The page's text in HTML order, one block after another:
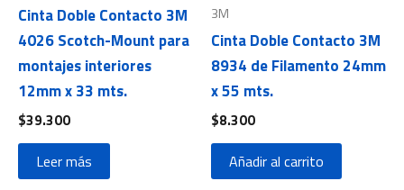
Cinta Doble Contacto 3M
4026 Scotch-Mount para
montajes interiores
12mm x 33 mts.
$39.300
Leer más
3M
Cinta Doble Contacto 3M
8934 de Filamento 24mm
x 55 mts.
$8.300
Añadir al carrito